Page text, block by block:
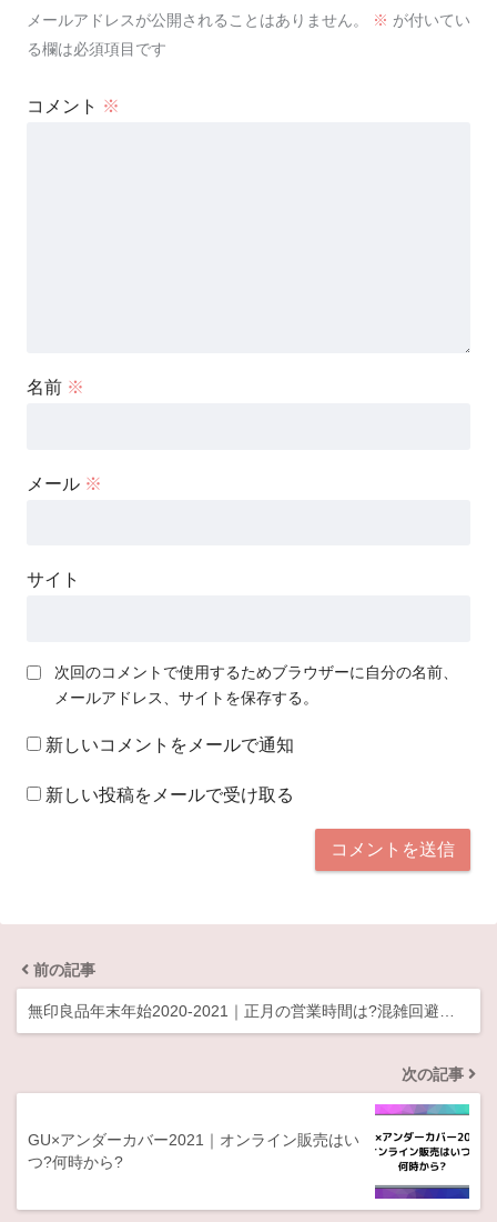
メールアドレスが公開されることはありません。 ※ が付いてい
る欄は必須項目です
コメント ※
名前 ※
メール ※
サイト
次回のコメントで使用するためブラウザーに自分の名前、
メールアドレス、サイトを保存する。
新しいコメントをメールで通知
新しい投稿をメールで受け取る
前の記事
無印良品年末年始2020-2021｜正月の営業時間は?混雑回避…
次の記事
GU×アンダーカバー2021｜オンライン販売はい
つ?何時から?